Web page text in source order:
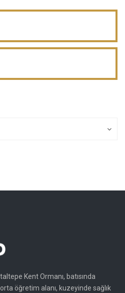
Kent Ormanı, batısında
öğretim alanı, kuzeyinde sağlık